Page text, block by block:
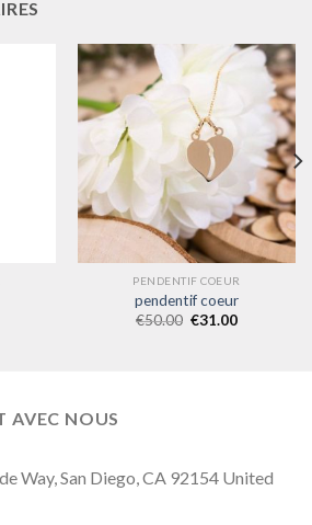
PENDENTIF COEUR
pendentif coeur
€50.00 €31.00
AVEC NOUS
Way, San Diego, CA 92154 United